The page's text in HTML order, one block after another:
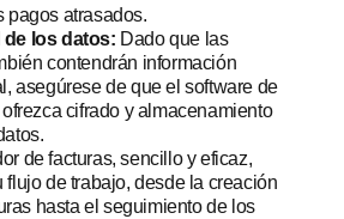
pagos atrasados.
los datos: Dado que las
contendrán información
asegúrese de que el software de
cifrado y almacenamiento
de facturas, sencillo y eficaz,
flujo de trabajo, desde la creación
hasta el seguimiento de los